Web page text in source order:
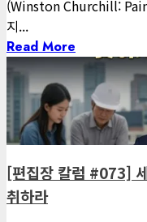
2026년 08월 04일
7
게재된 글
아침마다 지혜
[아침마다 지혜 #435] 최
로 바른 제품입니다
2026년 08월 03일
(Winston Churchill:
지...
Read More
1 minute read
게재된 글
편집장 칼럼
[편집장 칼럼 #073]
취하라